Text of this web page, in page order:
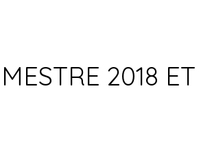
2018